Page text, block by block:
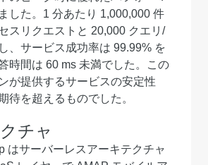
した。1 分あたり 1,000,000 件
スリクエストと 20,000 クエリ/
、サービス成功率は 99.99% を
時間は 60 ms 未満でした。この
が提供するサービスの安定性
待を超えるものでした。
チャ
はサーバーレスアーキテクチャ